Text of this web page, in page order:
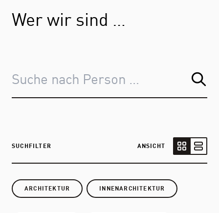
Wer wir sind …
SUCHFILTER
ANSICHT
ARCHITEKTUR INNENARCHITEKTUR